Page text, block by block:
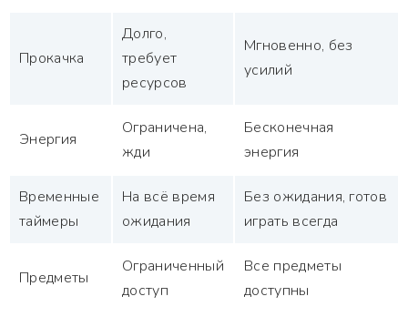
Прокачка
Долго,
требует
ресурсов
Мгновенно, без
усилий
Энергия
Ограничена,
жди
Бесконечная
энергия
Временные
таймеры
На всё время
ожидания
Без ожидания, готов
играть всегда
Предметы
Ограниченный
доступ
Все предметы
доступны